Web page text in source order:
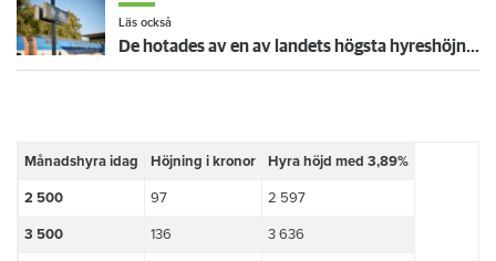
Läs också
De hotades av en av landets högsta hyreshöjningar – så blev det
​Månadshyra idag ​Höjning i kronor ​Hyra höjd med 3,89%
​2 500 ​97 ​2 597
​3 500 ​136 ​3 636